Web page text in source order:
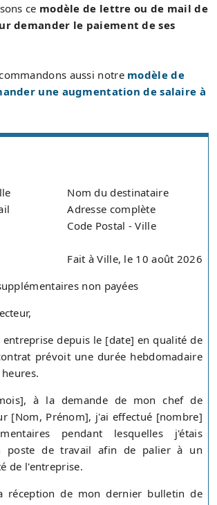
ce modèle de lettre ou de mail de
demander le paiement de ses
aussi notre modèle de
une augmentation de salaire à
Nom du destinataire
Adresse complète
Code Postal - Ville
Fait à Ville, le 10 août 2026
non payées
entreprise depuis le [date] en qualité de
prévoit une durée hebdomadaire
à la demande de mon chef de
[Nom, Prénom], j'ai effectué [nombre]
pendant lesquelles j'étais
poste de travail afin de palier à un
de l'entreprise.
réception de mon dernier bulletin de